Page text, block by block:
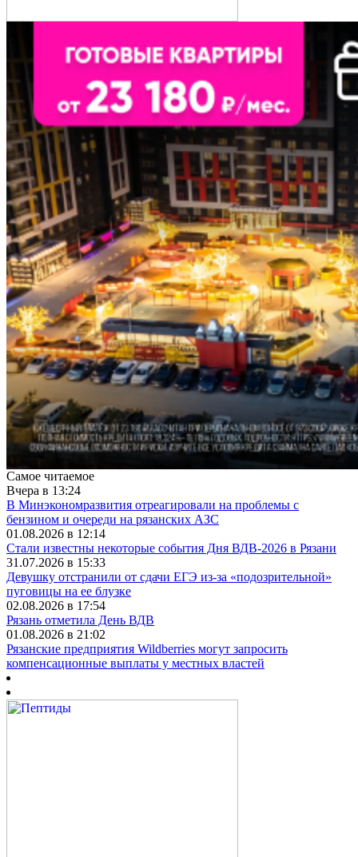
Самое читаемое
Вчера в 13:24
В Минэкономразвития отреагировали на проблемы с
бензином и очереди на рязанских АЗС
01.08.2026 в 12:14
Стали известны некоторые события Дня ВДВ-2026 в Рязани
31.07.2026 в 15:33
Девушку отстранили от сдачи ЕГЭ из-за «подозрительной»
пуговицы на ее блузке
02.08.2026 в 17:54
Рязань отметила День ВДВ
01.08.2026 в 21:02
Рязанские предприятия Wildberries могут запросить
компенсационные выплаты у местных властей